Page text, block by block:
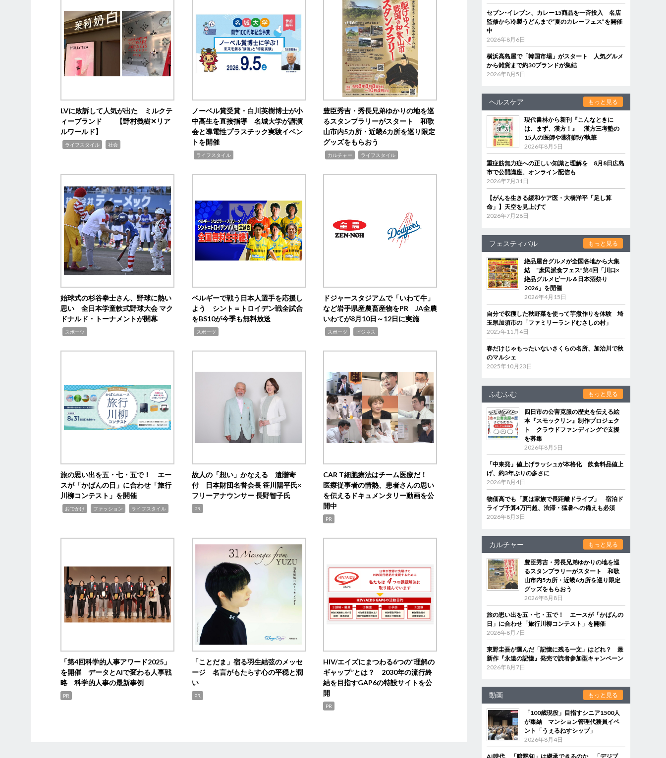
LVに敗訴して人気が出た ミルクテ
ィーブランド 【野村義樹✕リア
ルワールド】
ライフスタイル 社会
ノーベル賞受賞・白川英樹博士が小
中高生を直接指導 名城大学が講演
会と導電性プラスチック実験イベン
トを開催
ライフスタイル
豊臣秀吉・秀長兄弟ゆかりの地を巡
るスタンプラリーがスタート 和歌
山市内5カ所・近畿6カ所を巡り限定
グッズをもらおう
カルチャー ライフスタイル
始球式の杉谷拳士さん、野球に熱い
思い 全日本学童軟式野球大会 マク
ドナルド・トーナメントが開幕
スポーツ
ベルギーで戦う日本人選手を応援し
よう シント＝トロイデン戦全試合
をBS10が今季も無料放送
スポーツ
ドジャースタジアムで「いわて牛」
など岩手県産農畜産物をPR JA全農
いわてが8月10日～12日に実施
スポーツ ビジネス
旅の思い出を五・七・五で！ エー
スが「かばんの日」に合わせ「旅行
川柳コンテスト」を開催
おでかけ ファッション ライフスタイル
故人の「想い」かなえる 遺贈寄
付 日本財団名誉会長 笹川陽平氏×
フリーアナウンサー 長野智子氏
PR
CAR T細胞療法はチーム医療だ！
医療従事者の情熱、患者さんの思い
を伝えるドキュメンタリー動画を公
開中
PR
「第4回科学的人事アワード2025」
を開催 データとAIで変わる人事戦
略 科学的人事の最新事例
PR
「ことだま」宿る羽生結弦のメッセ
ージ 名言がもたらす心の平穏と潤
い
PR
HIV/エイズにまつわる6つの“理解の
ギャップ”とは？ 2030年の流行終
結を目指すGAP6の特設サイトを公
開
PR
セブン‐イレブン、カレー15商品を一斉投入 名店
監修から冷製うどんまで“夏のカレーフェス”を開催
中
2026年8月6日
横浜高島屋で「韓国市場」がスタート 人気グルメ
から雑貨まで約30ブランドが集結
2026年8月5日
ヘルスケア もっと見る
現代書林から新刊『こんなときに
は、まず、漢方！』 漢方三考塾の
15人の医師や薬剤師が執筆
2026年8月5日
重症筋無力症への正しい知識と理解を 8月8日広島
市で公開講座、オンライン配信も
2026年7月31日
【がんを生きる緩和ケア医・大橋洋平「足し算
命」】天空を見上げて
2026年7月28日
フェスティバル もっと見る
絶品屋台グルメが全国各地から大集
結 “庶民派食フェス”第4回「川口×
絶品グルメビール＆日本酒祭り
2026」を開催
2026年4月15日
自分で収穫した秋野菜を使って芋煮作りを体験 埼
玉県加須市の「ファミリーランドむさしの村」
2025年11月4日
春だけじゃもったいないさくらの名所、加治川で秋
のマルシェ
2025年10月23日
ふむふむ もっと見る
四日市の公害克服の歴史を伝える絵
本『スモックリン』制作プロジェク
ト クラウドファンディングで支援
を募集
2026年8月5日
「中東発」値上げラッシュが本格化 飲食料品値上
げ、約3年ぶりの多さに
2026年8月4日
物価高でも「夏は家族で長距離ドライブ」 宿泊ド
ライブ予算4万円超、渋滞・猛暑への備えも必須
2026年8月3日
カルチャー もっと見る
豊臣秀吉・秀長兄弟ゆかりの地を巡
るスタンプラリーがスタート 和歌
山市内5カ所・近畿6カ所を巡り限定
グッズをもらおう
2026年8月8日
旅の思い出を五・七・五で！ エースが「かばんの
日」に合わせ「旅行川柳コンテスト」を開催
2026年8月7日
東野圭吾が選んだ「記憶に残る一文」はどれ？ 最
新作『永遠の記憶』発売で読者参加型キャンペーン
2026年8月7日
動画 もっと見る
「100歳現役」目指すシニア1500人
が集結 マンション管理代務員イベ
ント「うぇるねすシップ」
2026年8月4日
AI時代、「暗黙知」は継承できるのか 「デジブ